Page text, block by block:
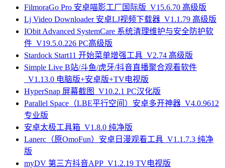
FilmoraGo Pro 安卓喵影工厂国际版_V15.6.70 高级版
Lj Video Downloader 安卓LJ视频下载器_V1.1.79 高级版
IObit Advanced SystemCare 系统清理维护与安全防护软
件_V19.5.0.226 PC高级版
Stardock Start11 开始菜单增强工具_V2.74 高级版
Simple Live B站/斗鱼/虎牙/抖音直播聚合观看软件
_V1.13.0 电脑版+安卓版+TV电视版
HyperSnap 屏幕截图_V10.2.1 PC汉化版
Parallel Space（LBE平行空间）安卓多开神器_V4.0.9612
专业版
安卓太极工具箱_V1.8.0 纯净版
Lanerc（原OmoFun）安卓日漫观看工具_V1.1.7.3 纯净
版
myDV 第三方抖音APP_V1.2.19 TV电视版